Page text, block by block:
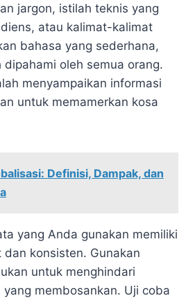
jargon, istilah teknis yang
atau kalimat-kalimat
bahasa yang sederhana,
oleh semua orang.
menyampaikan informasi
untuk memamerkan kosa
Definisi, Dampak, dan
yang Anda gunakan memiliki
konsisten. Gunakan
untuk menghindari
membosankan. Uji coba